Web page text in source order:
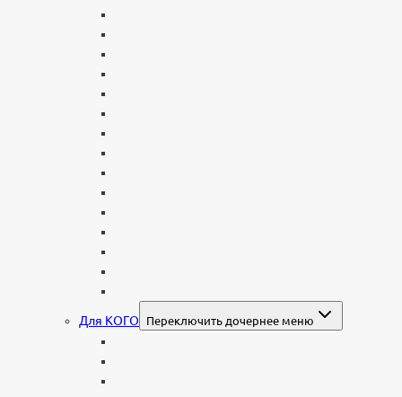
Для КОГО Переключить дочернее меню